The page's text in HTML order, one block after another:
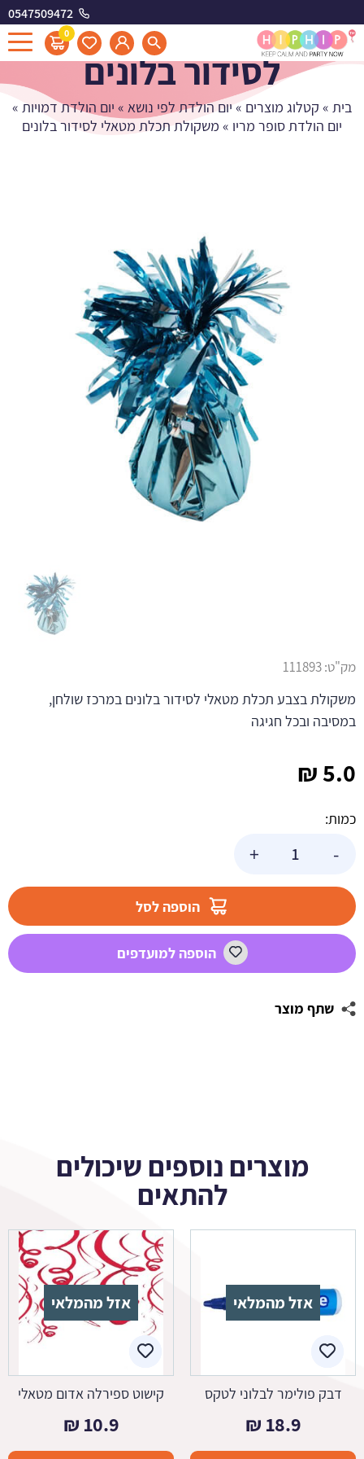
0547509472
0
משקולת תכלת מטאלי
לסידור בלונים
בית » קטלוג מוצרים » יום הולדת לפי נושא » יום הולדת דמויות »
יום הולדת סופר מריו » משקולת תכלת מטאלי לסידור בלונים
5.0
₪
כמות:
-
לסידור
+
הוספה לסל
הוספה למועדפים
שתף מוצר
מק"ט:111893
משקולת בצבע תכלת מטאלי לסידור בלונים במרכז שולחן,
במסיבה ובכל חגיגה
מוצרים נוספים שיכולים
להתאים
אזל מהמלאי
דבק פולימר לבלוני לטקס
18.9
₪
אזל מהמלאי
קישוט ספירלה אדום מטאלי
10.9
₪